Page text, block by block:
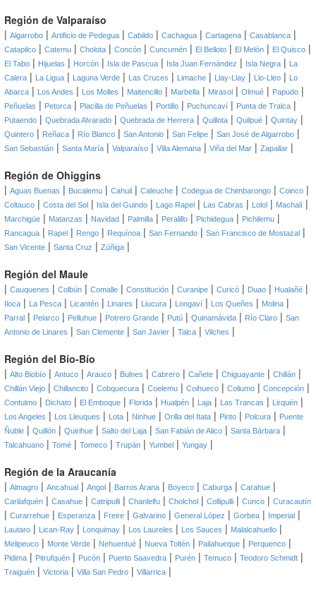
Región de Valparaíso
| Algarrobo | Artificio de Pedegua | Cabildo | Cachagua | Cartagena | Casablanca |
Catapilco | Catemu | Cholota | Concón | Cuncumén | El Belloto | El Melón | El Quisco |
El Tabo | Hijuelas | Horcón | Isla de Pascua | Isla Juan Fernández | Isla Negra |
La
Calera | La Ligua | Laguna Verde | Las Cruces | Limache | Llay-Llay | Llo-Lleo |
Lo
Abarca | Los Andes | Los Molles | Maitencillo | Marbella | Mirasol | Olmué | Papudo |
Peñuelas | Petorca | Placilla de Peñuelas | Portillo | Puchuncaví | Punta de Tralca |
Putaendo | Quebrada Alvarado | Quebrada de Herrera | Quillota | Quilpué | Quintay |
Quintero | Reñaca | Río Blanco | San Antonio | San Felipe | San José de Algarrobo |
San Sebastián | Santa María | Valparaíso | Villa Alemana | Viña del Mar | Zapallar |
Región de Ohiggins
| Aguas Buenas | Bucalemu | Cahuil | Caleuche | Codegua de Chimbarongo | Coinco |
Coltauco | Costa del Sol | Isla del Guindo | Lago Rapel | Las Cabras | Lolol | Machalí |
Marchigüe | Matanzas | Navidad | Palmilla | Peralillo | Pichidegua | Pichilemu |
Rancagua | Rapel | Rengo | Requínoa | San Fernando | San Francisco de Mostazal |
San Vicente | Santa Cruz | Zúñiga |
Región del Maule
| Cauquenes | Colbún | Comalle | Constitución | Curanipe | Curicó | Duao | Hualañé |
Iloca | La Pesca | Licantén | Linares | Liucura | Longaví | Los Queñes | Molina |
Parral | Pelarco | Pelluhue | Potrero Grande | Putú | Quinamávida | Río Claro | San
Antonio de Linares | San Clemente | San Javier | Talca | Vilches |
Región del Bío-Bío
| Alto Biobío | Antuco | Arauco | Bulnes | Cabrero | Cañete | Chiguayante | Chillán |
Chillán Viejo | Chillancito | Cobquecura | Coelemu | Coihueco | Coliumo | Concepción |
Contulmo | Dichato | El Emboque | Florida | Hualpén | Laja | Las Trancas | Lirquén |
Los Angeles | Los Lleuques | Lota | Ninhue | Orilla del Itata | Pinto | Polcura | Puente
Ñuble | Quillón | Quirihue | Salto del Laja | San Fabián de Alico | Santa Bárbara |
Talcahuano | Tomé | Tomeco | Trupán | Yumbel | Yungay |
Región de la Araucanía
| Almagro | Ancahual | Angol | Barros Arana | Boyeco | Caburga | Carahue |
Carilafquén | Casahue | Catripulli | Chanlelfu | Cholchol | Collipulli | Cunco | Curacautín
| Curarrehue | Esperanza | Freire | Galvarino | General López | Gorbea | Imperial |
Lautaro | Lican-Ray | Lonquimay | Los Laureles | Los Sauces | Malalcahuello |
Melipeuco | Monte Verde | Nehuentué | Nueva Toltén | Pailahueque | Perquenco |
Pidima | Pitrufquén | Pucón | Puerto Saavedra | Purén | Temuco | Teodoro Schmidt |
Traiguén | Victoria | Villa San Pedro | Villarrica |